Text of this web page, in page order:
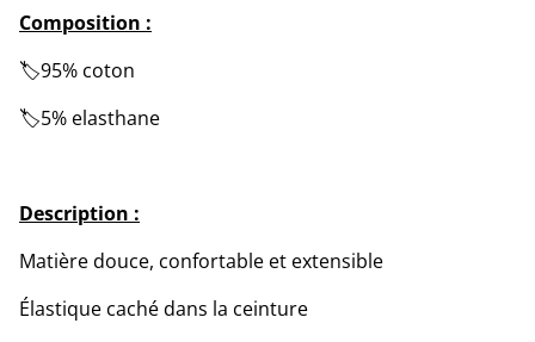
Composition :
🏷️95% coton
🏷️5% elasthane
Description :
Matière douce, confortable et extensible
Élastique caché dans la ceinture